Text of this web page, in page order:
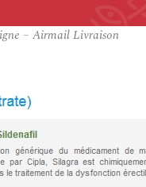
– Airmail Livraison